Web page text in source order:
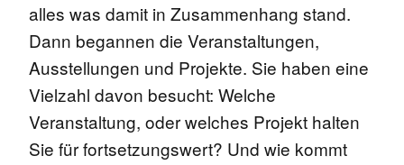
alles was damit in Zusammenhang stand.
Dann begannen die Veranstaltungen,
Ausstellungen und Projekte. Sie haben eine
Vielzahl davon besucht: Welche
Veranstaltung, oder welches Projekt halten
Sie für fortsetzungswert? Und wie kommt